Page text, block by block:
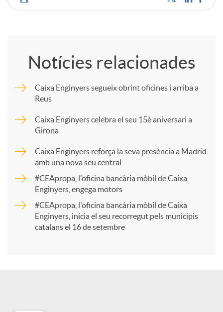
C
m
r
t
Notícies relacionades
Caixa Enginyers segueix obrint oficines i arriba a
Reus
Caixa Enginyers celebra el seu 15è aniversari a
Girona
Caixa Enginyers reforça la seva presència a Madrid
amb una nova seu central
#CEApropa, l'oficina bancària mòbil de Caixa
Enginyers, engega motors
#CEApropa, l'oficina bancària mòbil de Caixa
Enginyers, inicia el seu recorregut pels municipis
catalans el 16 de setembre